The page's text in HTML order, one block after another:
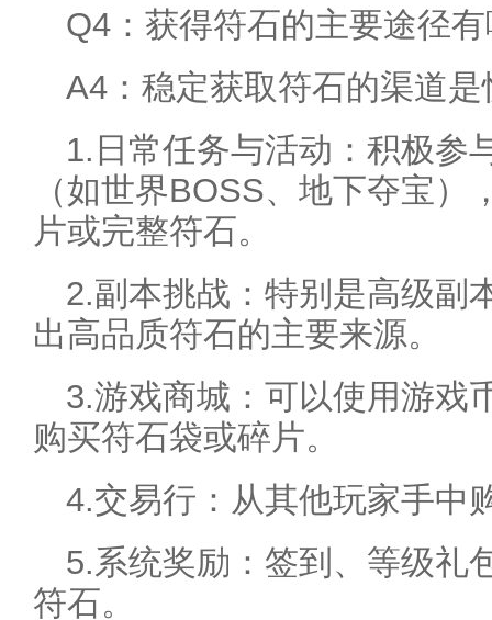
Q4：获得符石的主要途径
A4：稳定获取符石的渠道
1.日常任务与活动：积极参
（如世界BOSS、地下夺宝
片或完整符石。
2.副本挑战：特别是高级副
出高品质符石的主要来源。
3.游戏商城：可以使用游戏
购买符石袋或碎片。
4.交易行：从其他玩家手中
5.系统奖励：签到、等级礼
符石。